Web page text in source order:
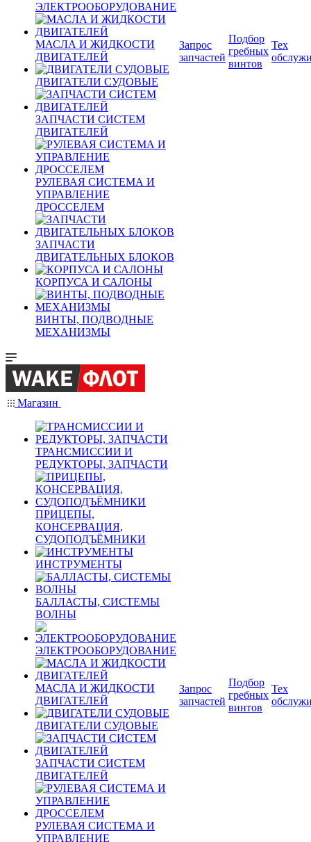
ЭЛЕКТРООБОРУДОВАНИЕ
МАСЛА И ЖИДКОСТИ
ДВИГАТЕЛЕЙ
ДВИГАТЕЛИ СУДОВЫЕ
ЗАПЧАСТИ СИСТЕМ
ДВИГАТЕЛЕЙ
РУЛЕВАЯ СИСТЕМА И
УПРАВЛЕНИЕ
ДРОССЕЛЕМ
ЗАПЧАСТИ
ДВИГАТЕЛЬНЫХ БЛОКОВ
КОРПУСА И САЛОНЫ
ВИНТЫ, ПОДВОДНЫЕ
МЕХАНИЗМЫ
Запрос
запчастей
Подбор
гребных
винтов
Тех
Магазин
ТРАНСМИССИИ И
РЕДУКТОРЫ, ЗАПЧАСТИ
ПРИЦЕПЫ,
КОНСЕРВАЦИЯ,
СУДОПОДЪЁМНИКИ
ИНСТРУМЕНТЫ
БАЛЛАСТЫ, СИСТЕМЫ
ВОЛНЫ
ЭЛЕКТРООБОРУДОВАНИЕ
МАСЛА И ЖИДКОСТИ
ДВИГАТЕЛЕЙ
ДВИГАТЕЛИ СУДОВЫЕ
ЗАПЧАСТИ СИСТЕМ
ДВИГАТЕЛЕЙ
РУЛЕВАЯ СИСТЕМА И
УПРАВЛЕНИЕ
Запрос
запчастей
Подбор
гребных
винтов
Тех